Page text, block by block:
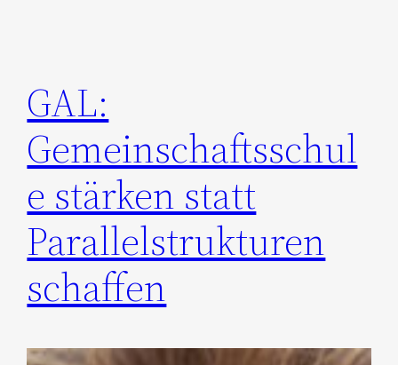
GAL:
Gemeinschaftsschul
e stärken statt
Parallelstrukturen
schaffen